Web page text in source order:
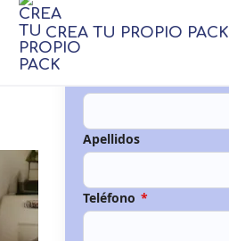
CREA TU PROPIO PACK
Apellidos
Teléfono *